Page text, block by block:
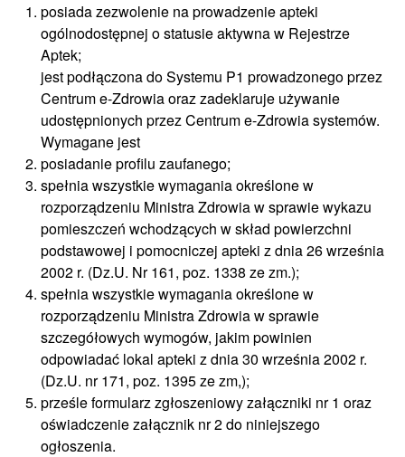
posiada zezwolenie na prowadzenie apteki
ogólnodostępnej o statusie aktywna w Rejestrze
Aptek;
jest podłączona do Systemu P1 prowadzonego przez
Centrum e-Zdrowia oraz zadeklaruje używanie
udostępnionych przez Centrum e-Zdrowia systemów.
Wymagane jest
posiadanie profilu zaufanego;
spełnia wszystkie wymagania określone w
rozporządzeniu Ministra Zdrowia w sprawie wykazu
pomieszczeń wchodzących w skład powierzchni
podstawowej i pomocniczej apteki z dnia 26 września
2002 r. (Dz.U. Nr 161, poz. 1338 ze zm.);
spełnia wszystkie wymagania określone w
rozporządzeniu Ministra Zdrowia w sprawie
szczegółowych wymogów, jakim powinien
odpowiadać lokal apteki z dnia 30 września 2002 r.
(Dz.U. nr 171, poz. 1395 ze zm,);
prześle formularz zgłoszeniowy załączniki nr 1 oraz
oświadczenie załącznik nr 2 do niniejszego
ogłoszenia.